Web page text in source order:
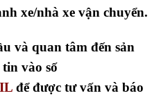
xe/nhà xe vận chuyển.
và quan tâm đến sản
vào số
để được tư vấn và báo